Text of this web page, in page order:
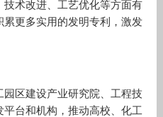
术改进、工艺优化等方面有
更多实用的发明专利，激发
区建设产业研究院、工程技
台和机构，推动高校、化工